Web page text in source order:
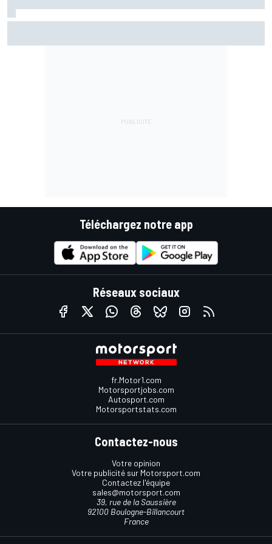
Téléchargez notre app
Réseaux sociaux
fr.Motor1.com
Motorsportjobs.com
Autosport.com
Motorsportstats.com
Contactez-nous
Votre opinion
Votre publicité sur Motorsport.com
Contactez l'équipe
sales@motorsport.com
39, rue de la Saussière
92100 Boulogne-Billancourt
France